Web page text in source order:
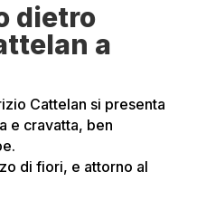
dietro
a
Cattelan si presenta
e cravatta, ben
di fiori, e attorno al